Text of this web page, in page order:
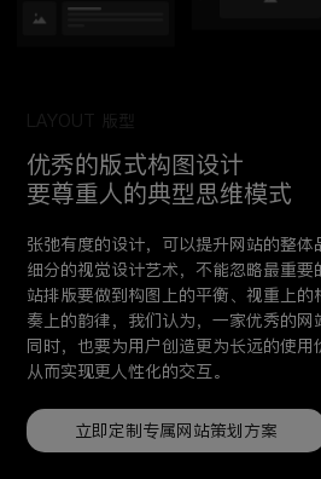
LAYOUT 版型
优秀的版式构图设计
要尊重人的典型思维模式
张弛有度的设计，可以提升网站的整
细分的视觉设计艺术，不能忽略最重要
站排版要做到构图上的平衡、视重上
奏上的韵律，我们认为，一家优秀的
同时，也要为用户创造更为长远的使
从而实现更人性化的交互。
立即定制专属网站策划方案